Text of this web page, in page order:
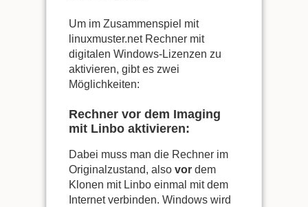
Um im Zusammenspiel mit
linuxmuster.net Rechner mit
digitalen Windows-Lizenzen zu
aktivieren, gibt es zwei
Möglichkeiten:
Rechner vor dem Imaging
mit Linbo aktivieren:
Dabei muss man die Rechner im
Originalzustand, alsovor dem
Klonen mit Linbo einmal mit dem
Internet verbinden. Windows wird